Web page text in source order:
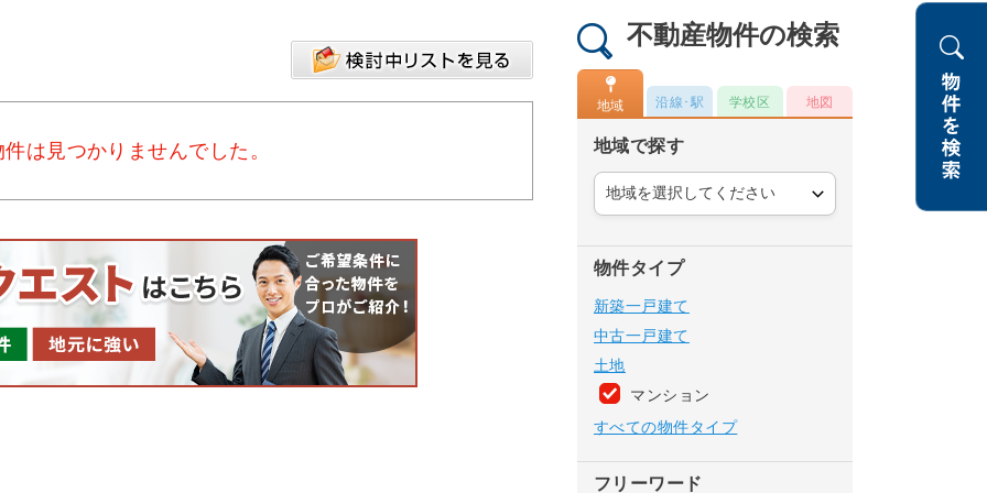
は見つかりませんでした。
不動産物件の検索
地域 沿線･駅 学校区 地図
地域で探す
物件タイプ
新築一戸建て
中古一戸建て
土地
マンション
すべての物件タイプ
フリーワード